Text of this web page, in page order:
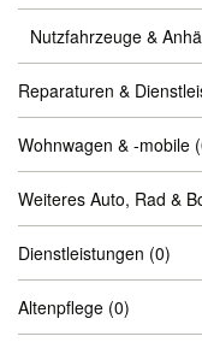
Nutzfahrzeuge &
Reparaturen &
Wohnwagen & -mobile
Weiteres Auto, Rad &
Dienstleistungen (0)
Altenpflege (0)